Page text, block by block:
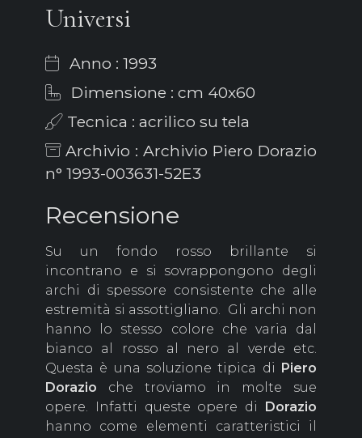
Universi
Anno : 1993
Dimensione : cm 40x60
Tecnica : acrilico su tela
Archivio : Archivio Piero Dorazio
n° 1993-003631-52E3
Recensione
Su un fondo rosso brillante si
incontrano e si sovrappongono degli
archi di spessore consistente che alle
estremità si assottigliano. Gli archi non
hanno lo stesso colore che varia dal
bianco al rosso al nero al verde etc.
Questa è una soluzione tipica di Piero
Dorazio che troviamo in molte sue
opere. Infatti queste opere di Dorazio
hanno come elementi caratteristici il